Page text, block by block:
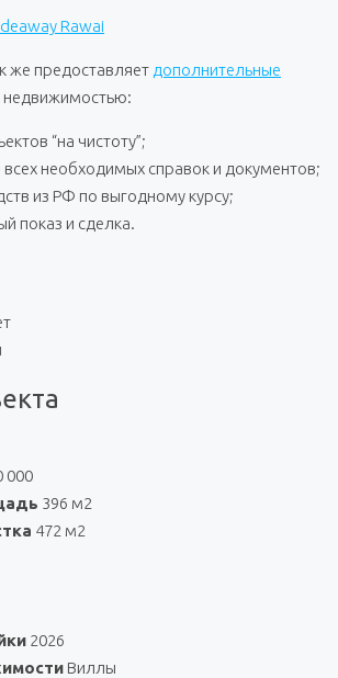
Rawai
же предоставляет дополнительные
недвижимостью:
“на чистоту”;
необходимых справок и документов;
из РФ по выгодному курсу;
показ и сделка.
000
396 м2
472 м2
2026
Виллы